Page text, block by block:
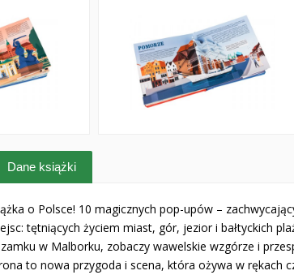
Dane książki
o Polsce! 10 magicznych pop-upów –
tętniących życiem miast, gór, jezior i bałtyckich
w Malborku, zobaczy wawelskie wzgórze i
to nowa przygoda i scena, która ożywa w rękach